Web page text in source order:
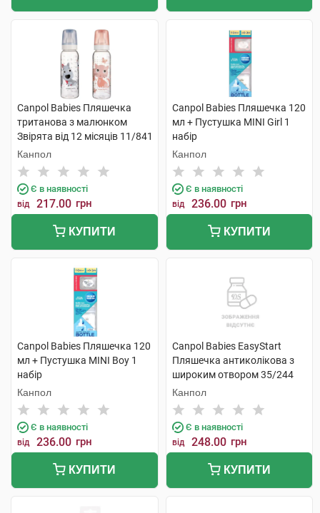
Canpol Babies Пляшечка
тританова з малюнком
Звірята від 12 місяців 11/841
250 мл 1 шт
Канпол
Є в наявності
від 217.00 грн
КУПИТИ
Canpol Babies Пляшечка 120
мл + Пустушка MINI Girl 1
набір
Канпол
Є в наявності
від 236.00 грн
КУПИТИ
Canpol Babies Пляшечка 120
мл + Пустушка MINI Boy 1
набір
Канпол
Є в наявності
від 236.00 грн
КУПИТИ
Canpol Babies EasyStart
Пляшечка антиколікова з
широким отвором 35/244
120 мл 1 шт
Канпол
Є в наявності
від 248.00 грн
КУПИТИ